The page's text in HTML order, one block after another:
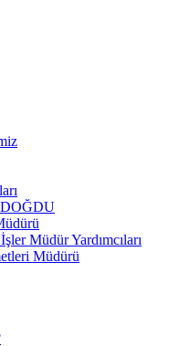
Müdür Yardımcıları
Müdürü